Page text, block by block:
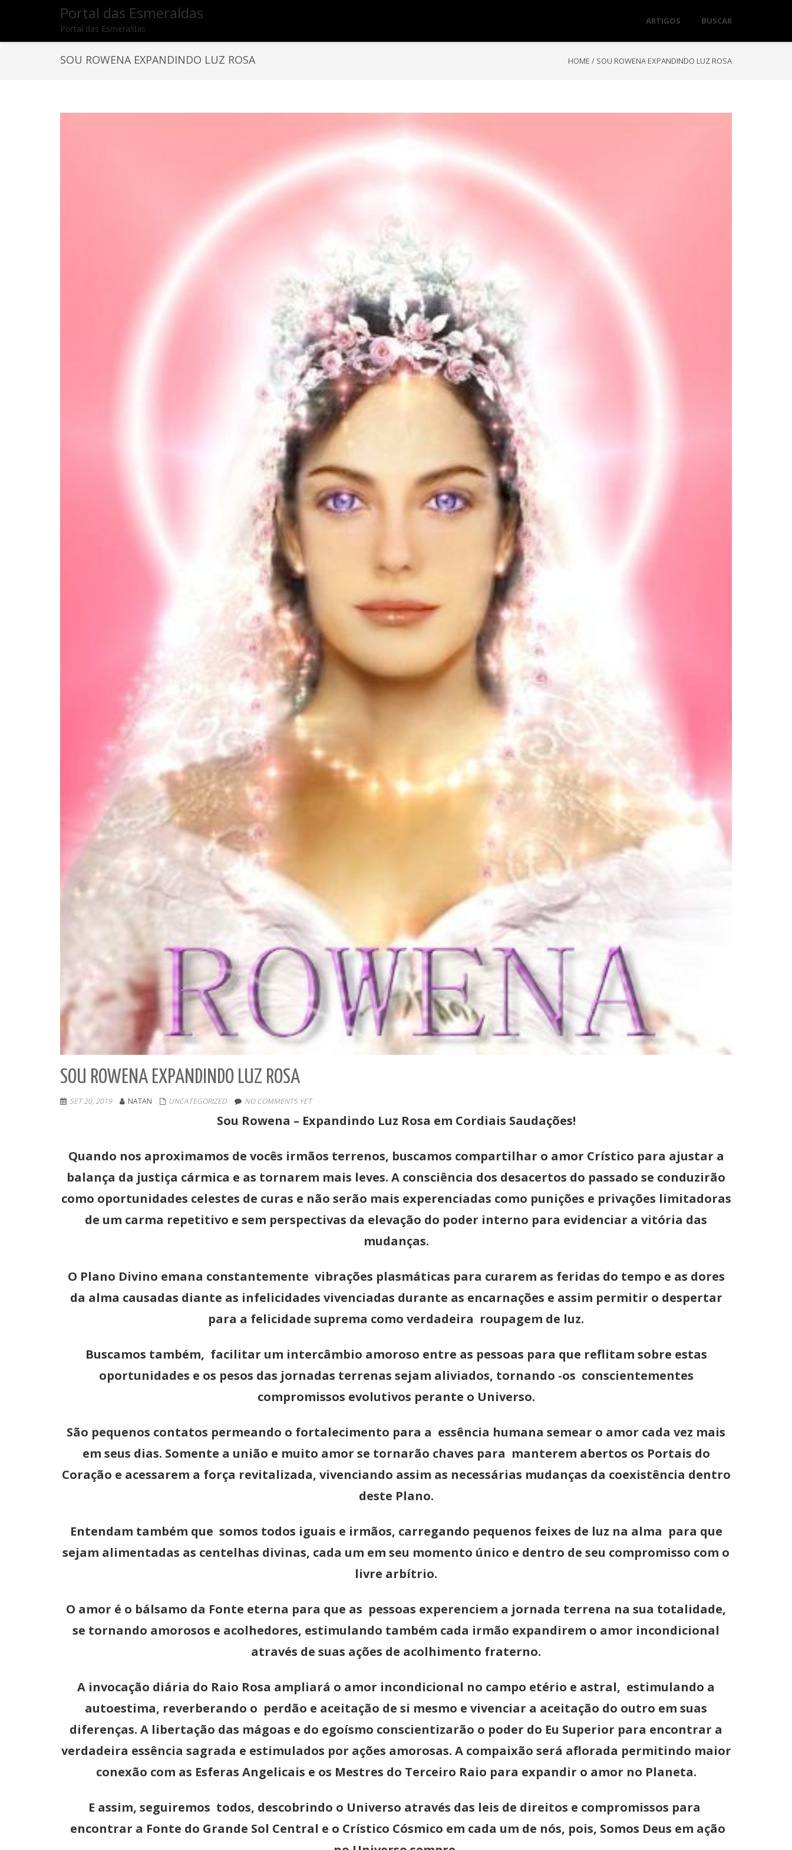
Portal das Esmeraldas
Portal das Esmeraldas
ARTIGOS BUSCAR
SOU ROWENA EXPANDINDO LUZ ROSA HOME / SOU ROWENA EXPANDINDO LUZ ROSA
SOU ROWENA EXPANDINDO LUZ ROSA
SET 20, 2019 NATAN UNCATEGORIZED NO COMMENTS YET
Sou Rowena – Expandindo Luz Rosa em Cordiais Saudações!
Quando nos aproximamos de vocês irmãos terrenos, buscamos compartilhar o amor Crístico para ajustar a
balança da justiça cármica e as tornarem mais leves. A consciência dos desacertos do passado se conduzirão
como oportunidades celestes de curas e não serão mais experenciadas como punições e privações limitadoras
de um carma repetitivo e sem perspectivas da elevação do poder interno para evidenciar a vitória das
mudanças.
O Plano Divino emana constantemente vibrações plasmáticas para curarem as feridas do tempo e as dores
da alma causadas diante as infelicidades vivenciadas durante as encarnações e assim permitir o despertar
para a felicidade suprema como verdadeira roupagem de luz.
Buscamos também, facilitar um intercâmbio amoroso entre as pessoas para que reflitam sobre estas
oportunidades e os pesos das jornadas terrenas sejam aliviados, tornando -os conscientementes
compromissos evolutivos perante o Universo.
São pequenos contatos permeando o fortalecimento para a essência humana semear o amor cada vez mais
em seus dias. Somente a união e muito amor se tornarão chaves para manterem abertos os Portais do
Coração e acessarem a força revitalizada, vivenciando assim as necessárias mudanças da coexistência dentro
deste Plano.
Entendam também que somos todos iguais e irmãos, carregando pequenos feixes de luz na alma para que
sejam alimentadas as centelhas divinas, cada um em seu momento único e dentro de seu compromisso com o
livre arbítrio.
O amor é o bálsamo da Fonte eterna para que as pessoas experenciem a jornada terrena na sua totalidade,
se tornando amorosos e acolhedores, estimulando também cada irmão expandirem o amor incondicional
através de suas ações de acolhimento fraterno.
A invocação diária do Raio Rosa ampliará o amor incondicional no campo etério e astral, estimulando a
autoestima, reverberando o perdão e aceitação de si mesmo e vivenciar a aceitação do outro em suas
diferenças. A libertação das mágoas e do egoísmo conscientizarão o poder do Eu Superior para encontrar a
verdadeira essência sagrada e estimulados por ações amorosas. A compaixão será aflorada permitindo maior
conexão com as Esferas Angelicais e os Mestres do Terceiro Raio para expandir o amor no Planeta.
E assim, seguiremos todos, descobrindo o Universo através das leis de direitos e compromissos para
encontrar a Fonte do Grande Sol Central e o Crístico Cósmico em cada um de nós, pois, Somos Deus em ação